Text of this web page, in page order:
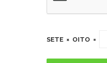
SETE × OITO =